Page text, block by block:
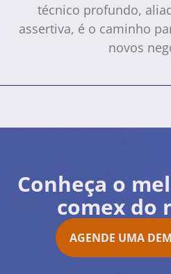
técnico profundo,
assertiva, é o caminho
novos
Conheça o
comex do
AGENDE UMA